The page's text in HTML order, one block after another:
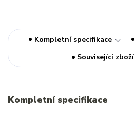
Kompletní specifikace
Související zboží
Kompletní specifikace